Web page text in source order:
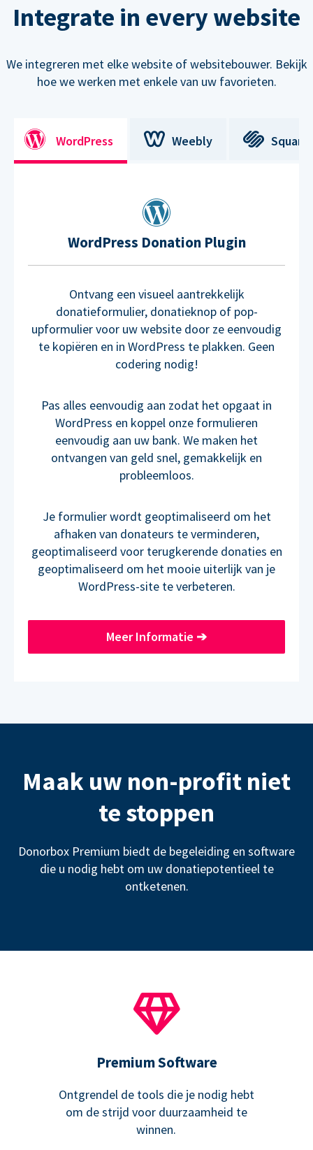
Integrate in every website
We integreren met elke website of websitebouwer. Bekijk
hoe we werken met enkele van uw favorieten.
WordPress Weebly
WordPress Donation Plugin
Ontvang een visueel aantrekkelijk
donatieformulier, donatieknop of pop-
upformulier voor uw website door ze eenvoudig
te kopiëren en in WordPress te plakken. Geen
codering nodig!
Pas alles eenvoudig aan zodat het opgaat in
WordPress en koppel onze formulieren
eenvoudig aan uw bank. We maken het
ontvangen van geld snel, gemakkelijk en
probleemloos.
Je formulier wordt geoptimaliseerd om het
afhaken van donateurs te verminderen,
geoptimaliseerd voor terugkerende donaties en
geoptimaliseerd om het mooie uiterlijk van je
WordPress-site te verbeteren.
Meer Informatie ➔
Maak uw non-profit niet
te stoppen
Donorbox Premium biedt de begeleiding en software
die u nodig hebt om uw donatiepotentieel te
ontketenen.
Premium Software
Ontgrendel de tools die je nodig hebt
om de strijd voor duurzaamheid te
winnen.